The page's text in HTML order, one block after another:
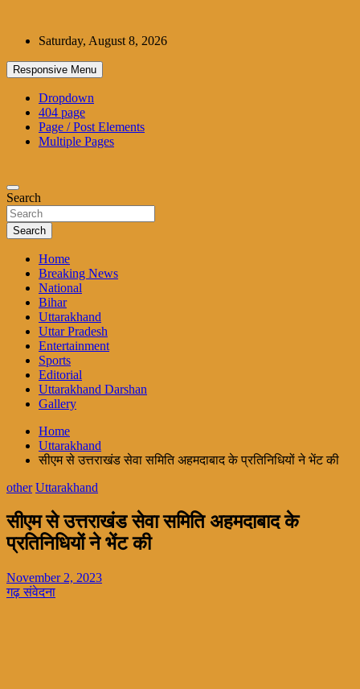
contentSaturday, August 8, 2026
Responsive Menu
Dropdown
404 page
Page / Post Elements
Multiple Pages
Search
Search
Home
Breaking News
National
Bihar
Uttarakhand
Uttar Pradesh
Entertainment
Sports
Editorial
Uttarakhand Darshan
Gallery
Home
Uttarakhand
सीएम से उत्तराखंड सेवा समिति अहमदाबाद के प्रतिनिधियों ने भेंट की
other Uttarakhand
सीएम से उत्तराखंड सेवा समिति अहमदाबाद के
प्रतिनिधियों ने भेंट की
November 2, 2023
गढ़ संवेदना